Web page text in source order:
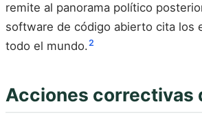
remite al panorama político
software de código abierto cita los
todo el mundo.2
Acciones correctivas